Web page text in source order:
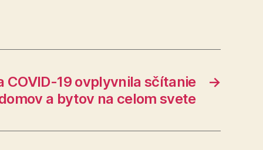
→
COVID-19 ovplyvnila sčítanie
a bytov na celom svete